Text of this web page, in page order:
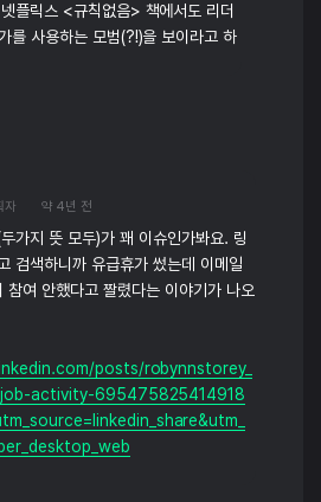
플릭스 <규칙없음> 책에서도 리더
를 사용하는 모범(?!)을 보이라고 하
약 4년 전
가지 뜻 모두)가 꽤 이슈인가봐요. 링
검색하니까 유급휴가 썼는데 이메일
참여 안했다고 짤렸다는 이야기가 나오
posts/robynnstorey_
activity-695475825414918